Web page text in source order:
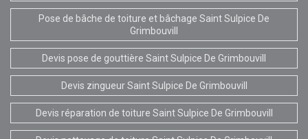
Pose de bâche de toiture et bâchage Saint Sulpice De
Grimbouvill
Devis pose de gouttière Saint Sulpice De Grimbouvill
Devis zingueur Saint Sulpice De Grimbouvill
Devis réparation de toiture Saint Sulpice De Grimbouvill